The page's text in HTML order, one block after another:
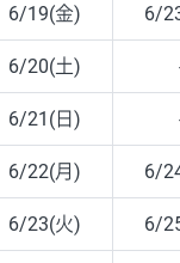
6/19(金) 6/
6/20(土)
6/21(日)
6/22(月) 6/
6/23(火) 6/